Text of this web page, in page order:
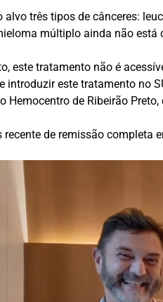
alvo três tipos de cânceres:
múltiplo ainda não está
este tratamento não é
introduzir este tratamento no
Hemocentro de Ribeirão
recente de remissão completa